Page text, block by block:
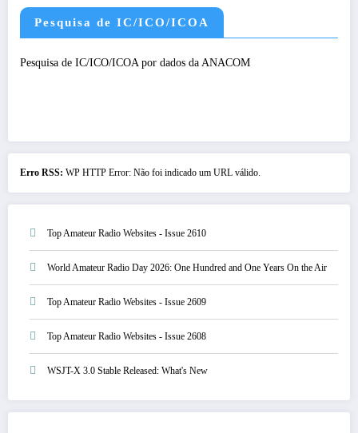
Pesquisa de IC/ICO/ICOA
Pesquisa de IC/ICO/ICOA por dados da ANACOM
Erro RSS: WP HTTP Error: Não foi indicado um URL válido.
Top Amateur Radio Websites - Issue 2610
World Amateur Radio Day 2026: One Hundred and One Years On the Air
Top Amateur Radio Websites - Issue 2609
Top Amateur Radio Websites - Issue 2608
WSJT-X 3.0 Stable Released: What's New